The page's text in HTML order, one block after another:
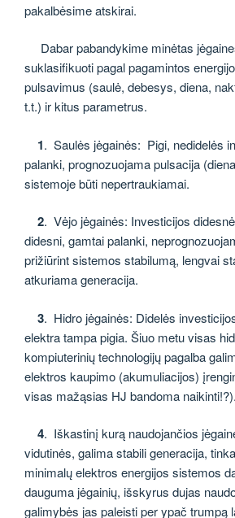
pakalbėsime atskirai.
Dabar pabandykime minėtas
suklasifikuoti pagal pagamintos
pulsavimus (saulė, debesys, diena,
t.t.) ir kitus parametrus.
1. Saulės jėgainės: Pigi, nedidelės
palanki, prognozuojama pulsacija
sistemoje būti nepertraukiamai.
2. Vėjo jėgainės: Investicijos
didesni, gamtai palanki,
prižiūrint sistemos stabilumą, lengvai
atkuriama generacija.
3. Hidro jėgainės: Didelės
elektra tampa pigia. Šiuo metu visas
kompiuterinių technologijų pagalba
elektros kaupimo (akumuliacijos)
visas mažąsias HJ bandoma naikinti!?).
4. Iškastinį kurą naudojančios
vidutinės, galima stabili generacija,
minimalų elektros energijos sistemos
dauguma jėgainių, išskyrus dujas
galimybės jas paleisti per ypač trumpą